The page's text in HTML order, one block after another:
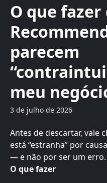
O que
parecem
meu
3 de julho de 2026
Antes de descartar, vale
está “estranha” por
— e não por ser um erro.
O que fazer